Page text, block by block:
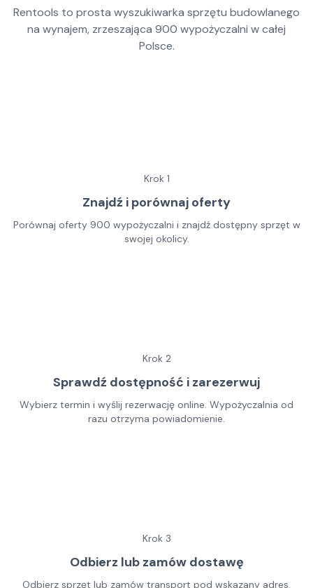
Rentools to prosta wyszukiwarka sprzętu budowlanego
na wynajem, zrzeszająca 900 wypożyczalni w całej
Polsce.
Krok 1
Znajdź i porównaj oferty
Porównaj oferty 900 wypożyczalni i znajdź dostępny sprzęt w
swojej okolicy.
Krok 2
Sprawdź dostępność i zarezerwuj
Wybierz termin i wyślij rezerwację online. Wypożyczalnia od
razu otrzyma powiadomienie.
Krok 3
Odbierz lub zamów dostawę
Odbierz sprzęt lub zamów transport pod wskazany adres.